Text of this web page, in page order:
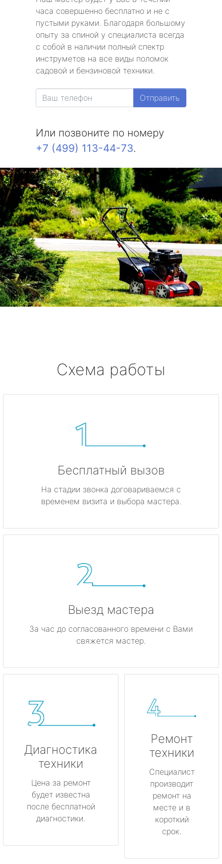
часа совершенно бесплатно и не с
пустыми руками. Благодаря большому
опыту за спиной у специалиста всегда
с собой в наличии полный спектр
инструметов на все виды поломок
садовой и бензиновой техники.
Отправить
Или позвоните по номеру
+7 (499) 113-44-73.
Схема работы
Бесплатный вызов
На стадии звонка договариваемся с
временем визита и выбора мастера.
Выезд мастера
За час до согласованного времени с Вами
свяжется мастер.
Диагностика
техники
Цена за ремонт
будет известна
после бесплатной
диагностики.
Ремонт
техники
Специалист
производит
ремонт на
месте и в
короткий
срок.